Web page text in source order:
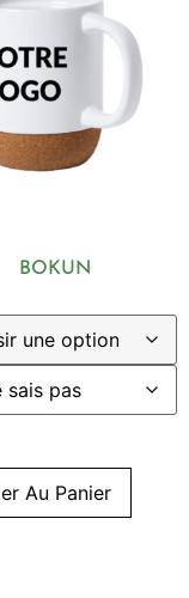
BOKUN
Au Panier